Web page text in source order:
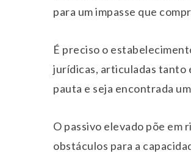
para um impasse que
É preciso o
jurídicas, articuladas tanto
pauta e seja encontrada
O passivo elevado põe em
obstáculos para a